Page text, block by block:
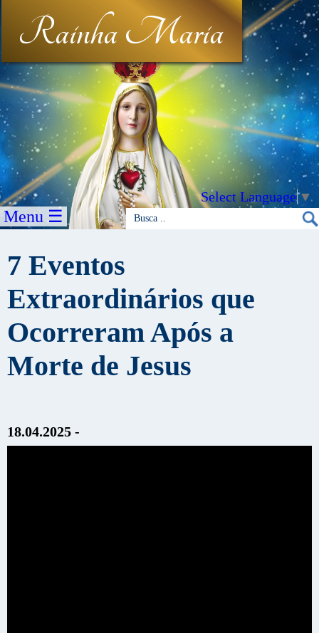
Rainha Maria
Select Language▼
Menu ☰
7 Eventos
Extraordinários que
Ocorreram Após a
Morte de Jesus
18.04.2025 -